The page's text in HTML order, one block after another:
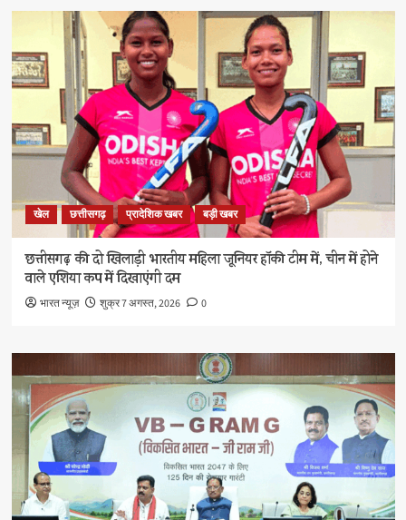
खेल छत्तीसगढ़ प्रादेशिक खबर बड़ी खबर
छत्तीसगढ़ की दो खिलाड़ी भारतीय महिला जूनियर हॉकी टीम में, चीन में होने
वाले एशिया कप में दिखाएंगी दम
भारत न्यूज़ शुक्र 7 अगस्त, 2026 0